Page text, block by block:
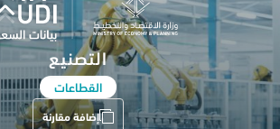
التصنيع
القطاعات
إضافة مقارنة